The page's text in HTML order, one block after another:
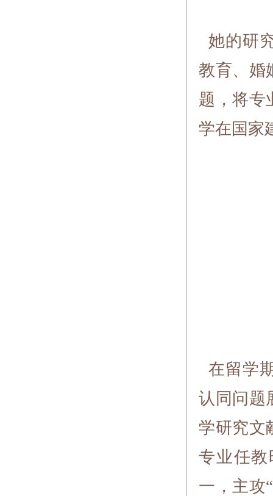
她的研
教育、婚
题，将专
学在国家
在留学
认同问题
学研究文
专业任
一，主攻